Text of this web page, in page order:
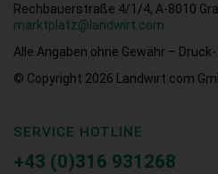
Rechbauerstraße 4/1/4, A-8010
marktplatz@landwirt.com
Alle Angaben ohne Gewähr –
© Copyright 2026
Landwirt.com
SERVICE HOTLINE
+43 (0)316 931268